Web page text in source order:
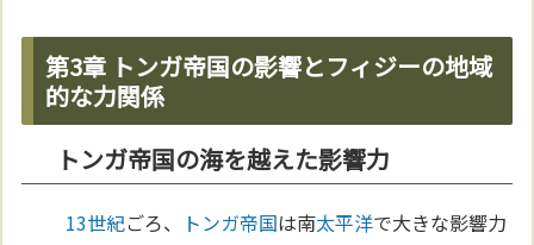
第3章 トンガ帝国の影響とフィジーの地域
的な力関係
トンガ帝国の海を越えた影響力
13世紀ごろ、 トンガ帝国は南太平洋で大きな影響力